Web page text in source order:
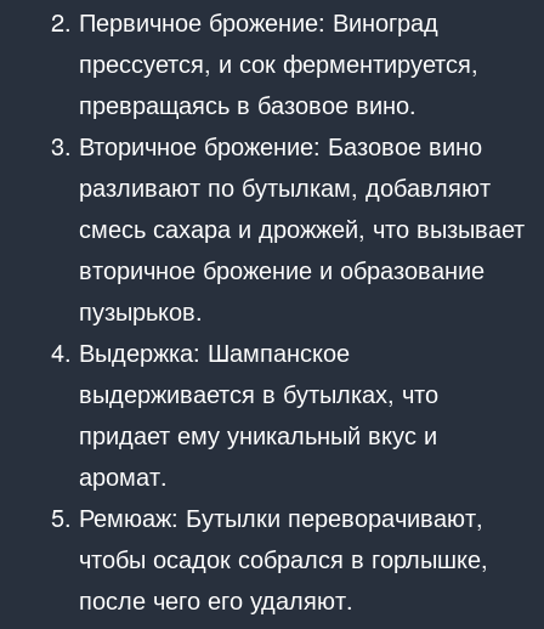
Первичное брожение: Виноград
прессуется, и сок ферментируется,
превращаясь в базовое вино.
Вторичное брожение: Базовое вино
разливают по бутылкам, добавляют
смесь сахара и дрожжей, что вызывает
вторичное брожение и образование
пузырьков.
Выдержка: Шампанское
выдерживается в бутылках, что
придает ему уникальный вкус и
аромат.
Ремюаж: Бутылки переворачивают,
чтобы осадок собрался в горлышке,
после чего его удаляют.